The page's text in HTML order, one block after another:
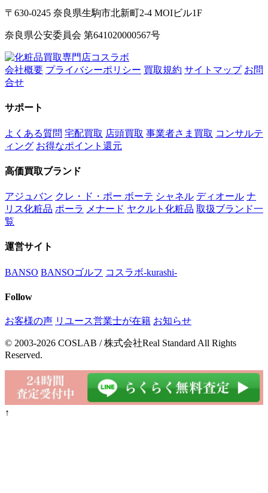
〒630-0245 奈良県生駒市北新町2-4 MOIビル1F
奈良県公安委員会 第641020000567号
会社概要 プライバシーポリシー 買取規約 サイトマップ お問
合せ
サポート
よくある質問 宅配買取 店頭買取 事業者さま買取 コンサルテ
ィング お得なポイント還元
高価買取ブランド
アジュバン クレ・ド・ポー ボーテ シャネル ディオール ナ
リス化粧品 ポーラ メナード ヤクルト化粧品 取扱ブランド一
覧
運営サイト
BANSO BANSOゴルフ コスラボ-kurashi-
Follow
お客様の声 リユース営業士が在籍 お知らせ
© 2003-2026 COSLAB / 株式会社Real Standard All Rights
Reserved.
↑